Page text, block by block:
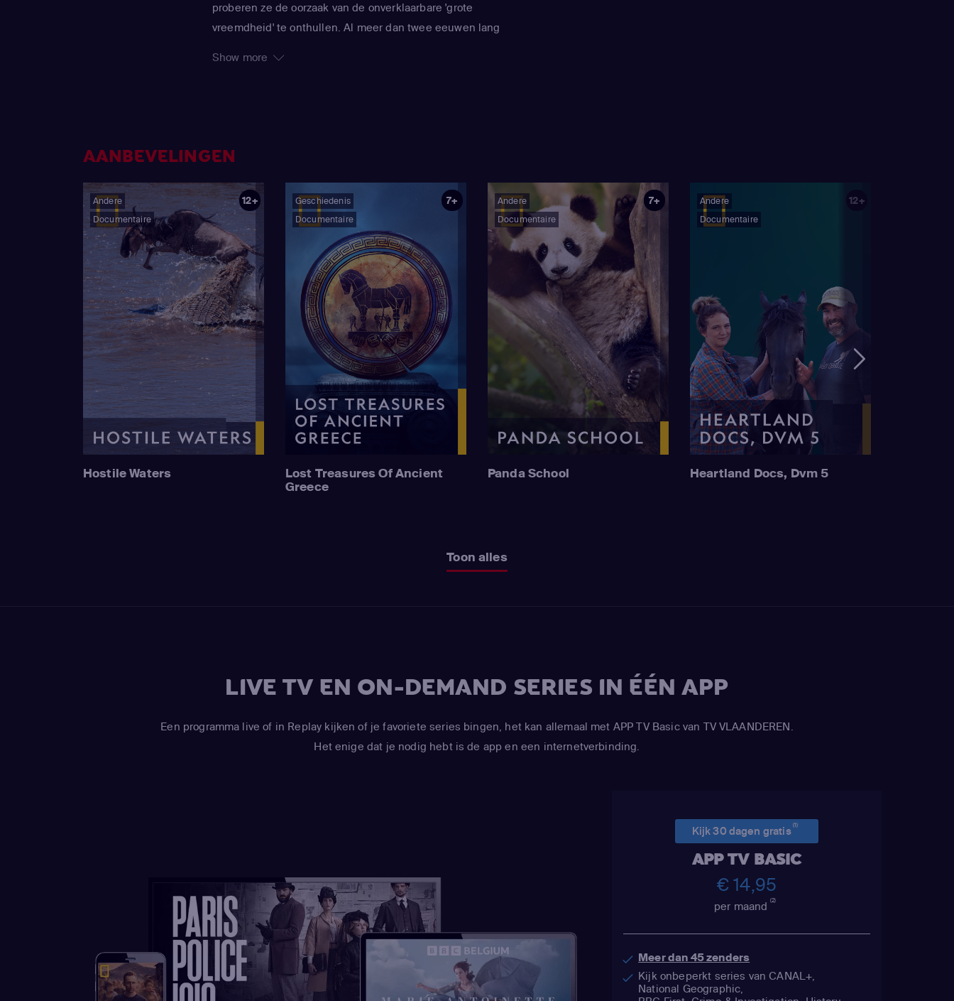
proberen ze de oorzaak van de onverklaarbare 'grote
vreemdheid' te onthullen. Al meer dan twee eeuwen lang
als diep onder de grond - die erop wijzen dat de eeuwenoude
berusten.
Show more
AANBEVELINGEN
Andere
Documentaire
12+
Hostile Waters
Geschiedenis
Documentaire
7+
Lost Treasures Of Ancient
Greece
Andere
Documentaire
7+
Panda School
Andere
Documentaire
12+
Heartland Docs, Dvm 5
Toon alles
LIVE TV EN ON-DEMAND SERIES IN ÉÉN APP
Een programma live of in Replay kijken of je favoriete series bingen, het kan allemaal met APP TV Basic van TV VLAANDEREN.
Het enige dat je nodig hebt is de app en een internetverbinding.
Kijk 30 dagen gratis(1)
APP TV BASIC
€ 14,95
per maand(2)
Meer dan 45 zenders
Kijk onbeperkt series van CANAL+,
National Geographic,